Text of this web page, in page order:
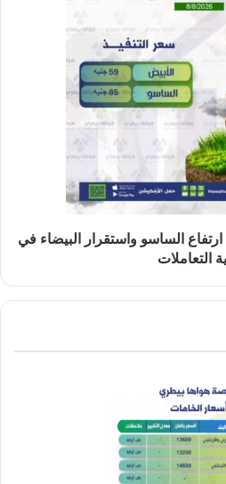
الساسو واستقرار البيضاء في
التعاملات